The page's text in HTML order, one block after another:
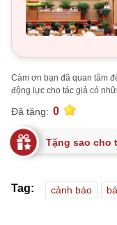
Cảm ơn bạn đã quan tâm
động lực cho tác giả có
Đã tặng: 0
Tặng sao cho
Tag: cảnh báo